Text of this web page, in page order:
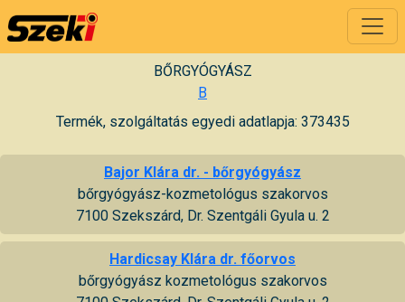
BŐRGYÓGYÁSZ
B
Termék, szolgáltatás egyedi adatlapja: 373435
Bajor Klára dr. - bőrgyógyász
bőrgyógyász-kozmetológus szakorvos
7100 Szekszárd, Dr. Szentgáli Gyula u. 2
Hardicsay Klára dr. főorvos
bőrgyógyász kozmetológus szakorvos